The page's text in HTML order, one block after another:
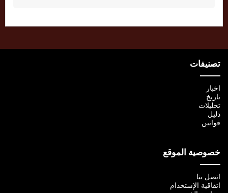
تصنيفات
اخبار
تاريخ
تحليلات
دليل
قوانين
خصوصية الموقع
اتصل بنا
اتفاقية الإستخدام